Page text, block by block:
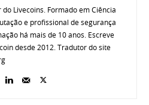
do Livecoins. Formado em Ciência
e profissional de segurança
há mais de 10 anos. Escreve
desde 2012. Tradutor do site